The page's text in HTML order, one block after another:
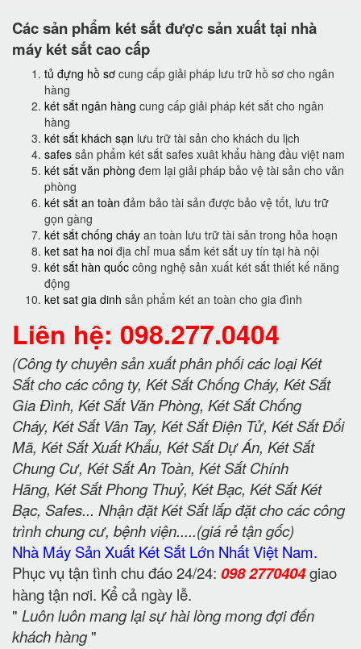
Các sản phẩm két sắt được sản xuất tại nhà
máy két sắt cao cấp
tủ đựng hồ sơ cung cấp giải pháp lưu trữ hồ sơ cho ngân
hàng
két sắt ngân hàng cung cấp giải pháp két sắt cho ngân
hàng
két sắt khách sạn lưu trữ tài sản cho khách du lịch
safes sản phẩm két sắt safes xuât khẩu hàng đầu việt nam
két sắt văn phòng đem lại giải pháp bảo vệ tài sản cho văn
phòng
két sắt an toàn đảm bảo tài sản được bảo vệ tốt, lưu trữ
gọn gàng
két sắt chống cháy an toàn lưu trữ tài sản trong hỏa hoạn
ket sat ha noi địa chỉ mua sắm két sắt uy tín tại hà nội
két sắt hàn quốc công nghệ sản xuất két sắt thiết kế năng
động
ket sat gia dinh sản phẩm két an toàn cho gia đình
Liên hệ: 098.277.0404
(Công ty chuyên sản xuất phân phối các loại Két
Sắt cho các công ty, Két Sắt Chống Cháy, Két Sắt
Gia Đình, Két Sắt Văn Phòng, Két Sắt Chống
Cháy, Két Sắt Vân Tay, Két Sắt Điện Tử, Két Sắt Đổi
Mã, Két Sắt Xuất Khẩu, Két Sắt Dự Án, Két Sắt
Chung Cư, Két Sắt An Toàn, Két Sắt Chính
Hãng, Két Sắt Phong Thuỷ, Két Bạc, Két Sắt Két
Bạc, Safes... Nhận đặt Két Sắt lắp đặt cho các công
trình chung cư, bệnh viện.....(giá rẻ tận gốc)
Nhà Máy Sản Xuất Két Sắt Lớn Nhất Việt Nam.
Phục vụ tận tình chu đáo 24/24: 098 2770404giao
hàng tận nơi. Kể cả ngày lễ.
" Luôn luôn mang lại sự hài lòng mong đợi đến
khách hàng"